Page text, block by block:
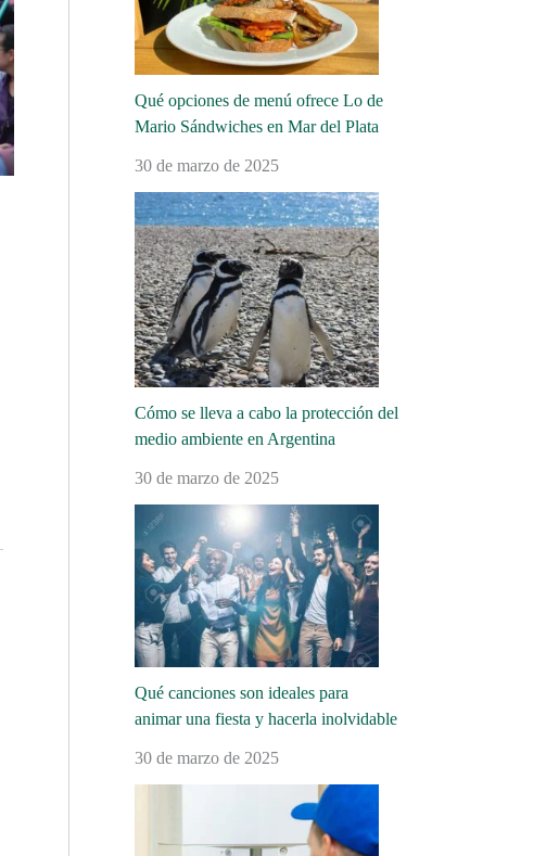
Qué opciones de menú ofrece Lo de
Mario Sándwiches en Mar del Plata
30 de marzo de 2025
Cómo se lleva a cabo la protección del
medio ambiente en Argentina
30 de marzo de 2025
Qué canciones son ideales para
animar una fiesta y hacerla inolvidable
30 de marzo de 2025